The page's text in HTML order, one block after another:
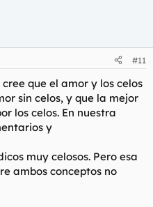
#11
que el amor y los celos
sin celos, y que la mejor
los celos. En nuestra
y
muy celosos. Pero esa
ambos conceptos no